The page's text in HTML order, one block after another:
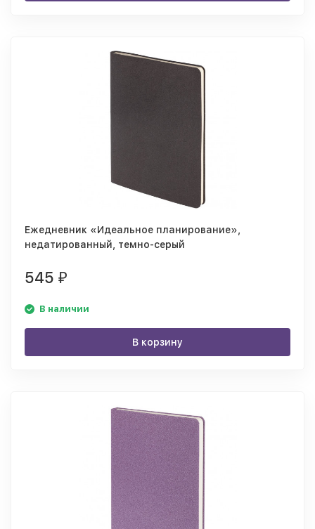
Ежедневник «Идеальное планирование»,
недатированный, темно-серый
545 ₽
В наличии
В корзину